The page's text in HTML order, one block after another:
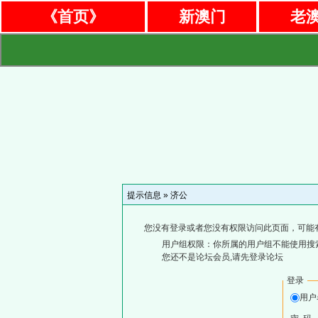
《首页》 新澳门 老
提示信息 » 济公
您没有登录或者您没有权限访问此页面，可能
用户组权限：你所属的用户组不能使用搜
您还不是论坛会员,请先登录论坛
登录
用